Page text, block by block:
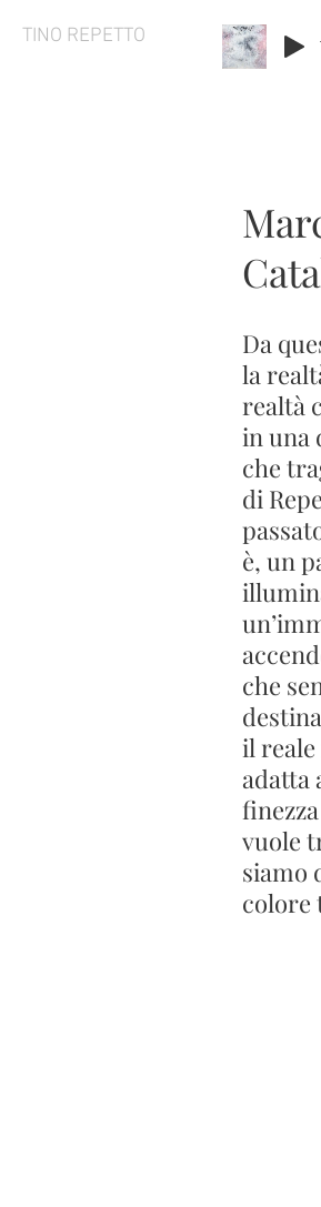
TINO REPETTO
Da
la
realtà
in una
che
di
è, un
che
il
adatta
vuole
siamo
colore